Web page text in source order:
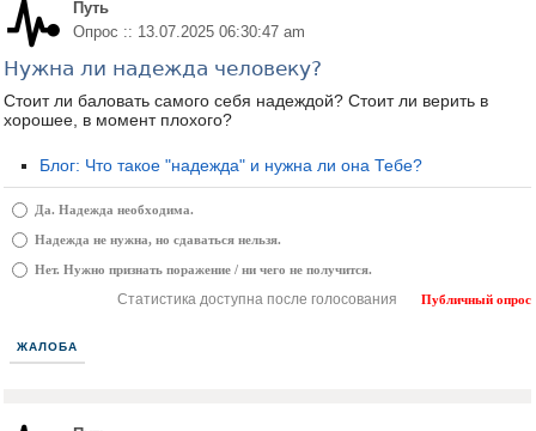
Путь
Опрос :: 13.07.2025 06:30:47 am
Нужна ли надежда человеку?
Стоит ли баловать самого себя надеждой? Стоит ли верить в
хорошее, в момент плохого?
Блог: Что такое "надежда" и нужна ли она Тебе?
Да. Надежда необходима.
Надежда не нужна, но сдаваться нельзя.
Нет. Нужно признать поражение / ни чего не получится.
Статистика доступна после голосования Публичный опрос
ЖАЛОБА